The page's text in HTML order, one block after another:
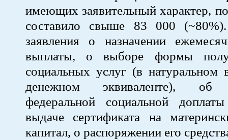
имеющих заявительный характер,
составило свыше 83 000
заявления о назначении
выплаты, о выборе формы
социальных услуг (в натуральном
денежном эквиваленте), об
федеральной социальной
выдаче сертификата на
капитал, о распоряжении его